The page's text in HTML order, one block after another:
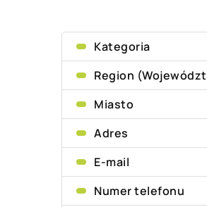
Kategoria
Region
Miasto
Adres
E-mail
Numer telefonu